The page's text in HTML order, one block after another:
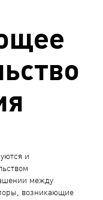
и
между
возникающие